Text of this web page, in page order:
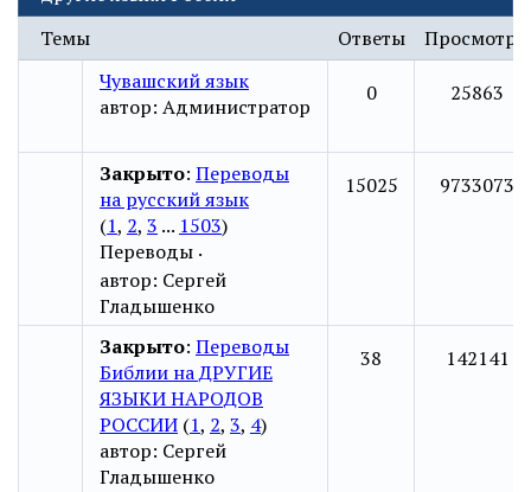
Темы
Ответы
Просмотры
Чувашский язык
автор: Администратор
0 25863
Закрыто: Переводы
на русский язык
(1, 2, 3 ... 1503)
Переводы ·
автор: Сергей
Гладышенко
15025 9733073
Закрыто: Переводы
Библии на ДРУГИЕ
ЯЗЫКИ НАРОДОВ
РОССИИ (1, 2, 3, 4)
автор: Сергей
Гладышенко
38 142141